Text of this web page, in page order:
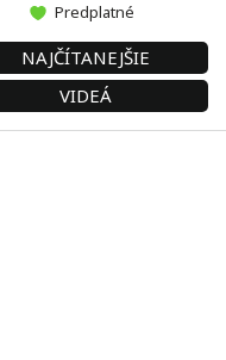
Predplatné
NAJČÍTANEJŠIE
VIDEÁ